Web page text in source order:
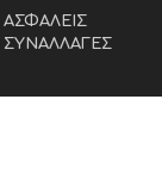
ΑΣΦΑΛΕΙΣ
ΣΥΝΑΛΛΑΓΕΣ